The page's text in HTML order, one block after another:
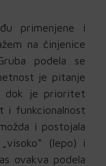
primenjene i
na činjenice
podela se
je pitanje
dok je prioritet
i funkcionalnost
i postojala
(lepo) i
ovakva podela